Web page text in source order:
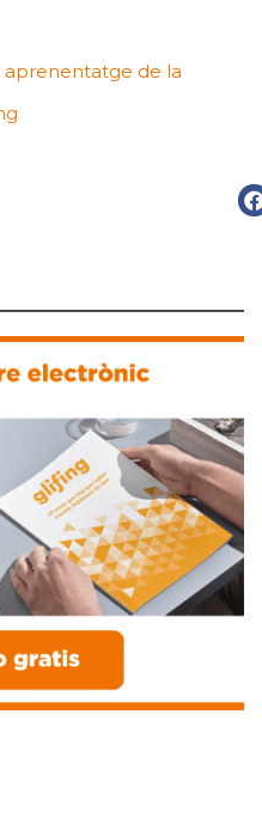
aprenentatge de la